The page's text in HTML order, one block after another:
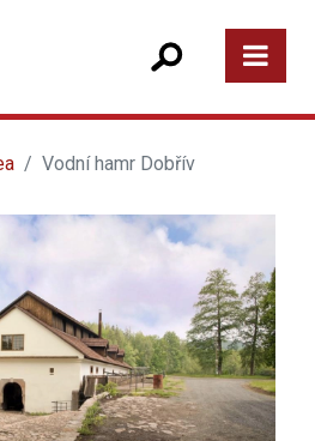
Vodní hamr Dobřív